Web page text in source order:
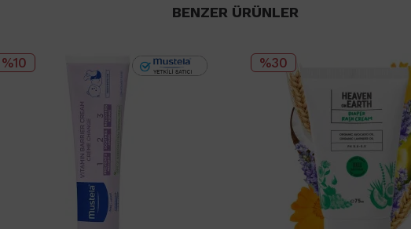
BENZER ÜRÜNLER
%10 %30